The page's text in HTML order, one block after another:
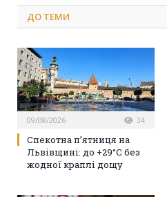
ДО ТЕМИ
09/08/2026 34
Спекотна п’ятниця на
Львівщині: до +29°C без
жодної краплі дощу